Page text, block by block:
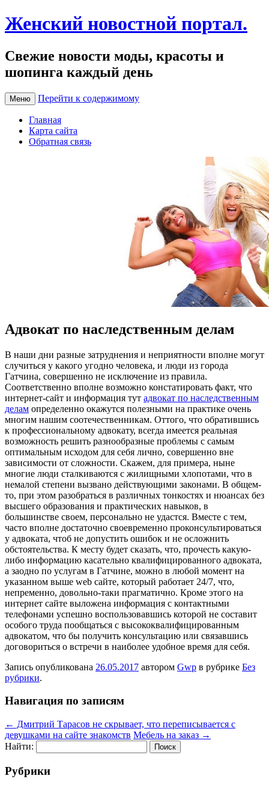
Женский новостной портал.
Свежие новости моды, красоты и
шопинга каждый день
Меню Перейти к содержимому
Главная
Карта сайта
Обратная связь
Адвокат по наследственным делам
В нaши дни рaзныe затруднения и неприятности вполне могут
случиться у какого угодно человека, и люди из города
Гатчина, совершенно не исключение из правила.
Соответственно вполне возможно констатировать факт, что
интернет-сайт и информация тут адвокат по наследственным
делам определенно окажутся полезными на практике очень
многим нашим соотечественникам. Оттого, что обратившись
к профессиональному адвокату, всегда имеется реальная
возможность решить разнообразные проблемы с самым
оптимальным исходом для себя лично, совершенно вне
зависимости от сложности. Скажем, для примера, ныне
многие люди сталкиваются с жилищными хлопотами, что в
немалой степени вызвано действующими законами. В общем-
то, при этом разобраться в различных тонкостях и нюансах без
высшего образования и практических навыков, в
большинстве своем, персонально не удастся. Вместе с тем,
часто вполне достаточно своевременно проконсультироваться
у адвоката, чтоб не допустить ошибок и не осложнить
обстоятельства. К месту будет сказать, что, прочесть какую-
либо информацию касательно квалифицированного адвоката,
а заодно по услугам в Гатчине, можно в любой момент на
указанном выше web сайте, который работает 24/7, что,
непременно, довольно-таки прагматично. Кроме этого на
интернет сайте выложена информация с контактными
телефонами успешно воспользовавшись которой не составит
особого труда пообщаться с высококвалифицированным
адвокатом, что бы получить консультацию или связавшись
договориться о встречи в наиболее удобное время для себя.
Запись опубликована 26.05.2017 автором Gwp в рубрике Без
рубрики.
Навигация по записям
← Дмитрий Тарасов не скрывает, что переписывается с
девушками на сайте знакомств Мебель на заказ →
Найти:
Рубрики